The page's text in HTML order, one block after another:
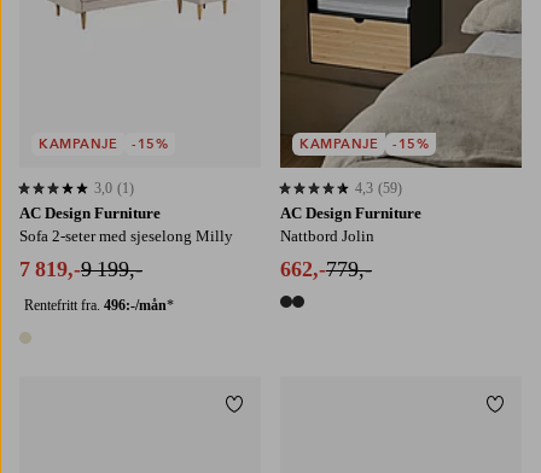
AC Design Furniture
Sofa 2-seter med sjeselong Milly
7 819,-9 199,-
Rentefritt fra. 496:-/mån*
1 farge
3,0 basert på 1 karaktergivninger
3,0 (1)
KAMPANJE -15%
AC Design Furniture
Nattbord Jolin
662,-779,-
2 farger
4,3 basert på 59 karaktergivninger
4,3 (59)
KAMPANJE -15%
Legg til favoritter